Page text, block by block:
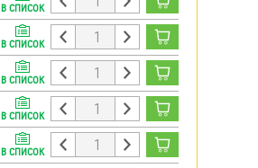
В СПИСОК
В СПИСОК
В СПИСОК
В СПИСОК
В СПИСОК